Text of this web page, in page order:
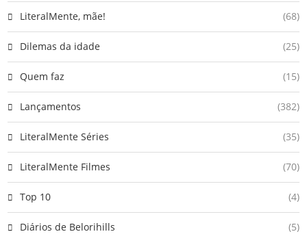
LiteralMente, mãe! (68)
Dilemas da idade (25)
Quem faz (15)
Lançamentos (382)
LiteralMente Séries (35)
LiteralMente Filmes (70)
Top 10 (4)
Diários de Belorihills (5)